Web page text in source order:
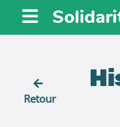
Retour